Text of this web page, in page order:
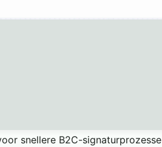
snellere B2C-signaturprozesse